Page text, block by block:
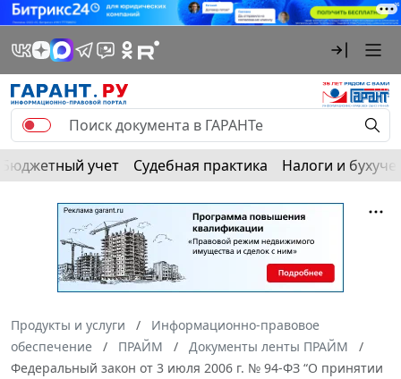
Бюджетный учет Судебная практика Налоги и
Продукты и услуги
Информационно-правовое
обеспечение
ПРАЙМ
Документы ленты ПРАЙМ
Федеральный закон от 3 июля 2006 г. № 94-ФЗ “О принятии